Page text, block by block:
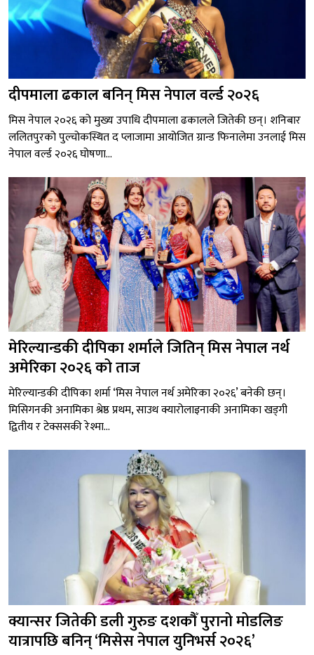
दीपमाला ढकाल बनिन् मिस नेपाल वर्ल्ड २०२६
मिस नेपाल २०२६ को मुख्य उपाधि दीपमाला ढकालले जितेकी छन्। शनिबार
ललितपुरको पुल्चोकस्थित द प्लाजामा आयोजित ग्रान्ड फिनालेमा उनलाई मिस
नेपाल वर्ल्ड २०२६ घोषणा...
मेरिल्यान्डकी दीपिका शर्माले जितिन् मिस नेपाल नर्थ
अमेरिका २०२६ को ताज
मेरिल्यान्डकी दीपिका शर्मा ‘मिस नेपाल नर्थ अमेरिका २०२६’ बनेकी छन्।
मिसिगनकी अनामिका श्रेष्ठ प्रथम, साउथ क्यारोलाइनाकी अनामिका खड्गी
द्वितीय र टेक्ससकी रेश्मा...
क्यान्सर जितेकी डली गुरुङ दशकौँ पुरानो मोडलिङ
यात्रापछि बनिन् ‘मिसेस नेपाल युनिभर्स २०२६’